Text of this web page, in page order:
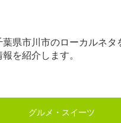
葉県市川市のローカルネ
を紹介します。
グルメ・スイーツ